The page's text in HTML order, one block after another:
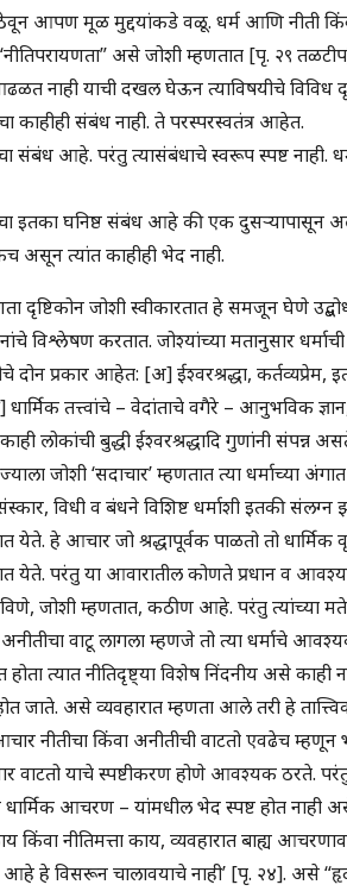
ठेवून आपण मूळ मुद्दयांकडे वळू. धर्म आणि नीती
असे जोशी म्हणतात [पृ. २९
नाही याची दखल घेऊन त्याविषयीचे विविध
काहीही संबंध नाही. ते परस्परस्वतंत्र आहेत.
संबंध आहे. परंतु त्यासंबंधाचे स्वरूप स्पष्ट नाही.
इतका घनिष्ठ संबंध आहे की एक
असून त्यांत काहीही भेद नाही.
दृष्टिकोन जोशी स्वीकारतात हे समजून घेणे
विश्लेषण करतात. जोश्यांच्या मतानुसार
दोन प्रकार आहेत: [अ] ईश्वरश्रद्धा,
तत्त्वांचे – वेदांताचे वगैरे – आनुभविक ज्ञान,
लोकांची बुद्धी ईश्वरश्रद्धादि गुणांनी संपन्न
जोशी ‘सदाचार’ म्हणतात त्या धर्माच्या अंगात
विधी व बंधने विशिष्ट धर्माशी इतकी
येते. हे आचार जो श्रद्धापूर्वक पाळतो तो धार्मिक
येते. परंतु या आवारातील कोणते प्रधान व
जोशी म्हणतात, कठीण आहे. परंतु त्यांच्या मते
वाटू लागला म्हणजे तो त्या धर्माचे
होता त्यात नीतिदृष्ट्या विशेष निंदनीय असे
होत जाते. असे व्यवहारात म्हणता आले तरी हे
नीतीचा किंवा अनीतीची वाटतो एवढेच म्हणून
वाटतो याचे स्पष्टीकरण होणे आवश्यक ठरते.
आचरण – यांमधील भेद स्पष्ट होत नाही
किंवा नीतिमत्ता काय, व्यवहारात बाह्य
हे विसरून चालावयाचे नाही’ [पृ. २४]. असे